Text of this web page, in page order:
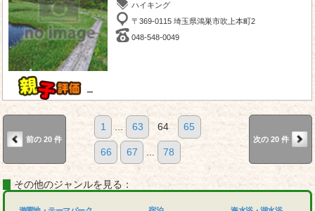
－
ハイキング
〒369-0115 埼玉県鴻巣市吹上本町2
048-548-0049
前の 20 件
1 ... 63 64 65
66 67 ... 78
次の 20 件
その他のジャンルを見る：